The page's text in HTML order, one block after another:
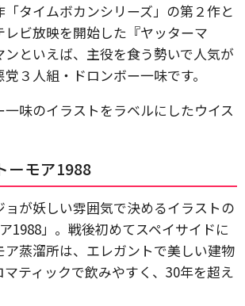
タイムボカンシリーズ」の第２作と
レビ放映を開始した『ヤッターマ
ンといえば、主役を食う勢いで人気が
３人組・ドロンボー一味です。
味のイラストをラベルにしたウイス
ーモア1988
が妖しい雰囲気で決めるイラストの
1988」。戦後初めてスペイサイドに
蒸溜所は、エレガントで美しい建物
ティックで飲みやすく、30年を超え